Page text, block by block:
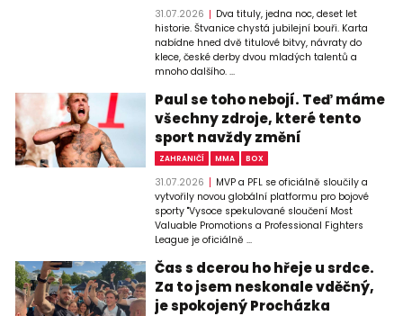
31.07.2026
Dva tituly, jedna noc, deset let
historie. Štvanice chystá jubilejní bouři. Karta
nabídne hned dvě titulové bitvy, návraty do
klece, české derby dvou mladých talentů a
mnoho dalšího. ...
Paul se toho nebojí. Teď máme
všechny zdroje, které tento
sport navždy změní
ZAHRANIČÍ MMA BOX
31.07.2026
MVP a PFL se oficiálně sloučily a
vytvořily novou globální platformu pro bojové
sporty "Vysoce spekulované sloučení Most
Valuable Promotions a Professional Fighters
League je oficiálně ...
Čas s dcerou ho hřeje u srdce.
Za to jsem neskonale vděčný,
je spokojený Procházka